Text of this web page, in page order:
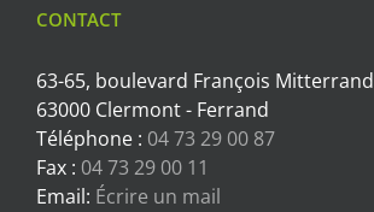
CONTACT
63-65, boulevard François Mitterrand
63000 Clermont - Ferrand
Téléphone : 04 73 29 00 87
Fax : 04 73 29 00 11
Email: Écrire un mail